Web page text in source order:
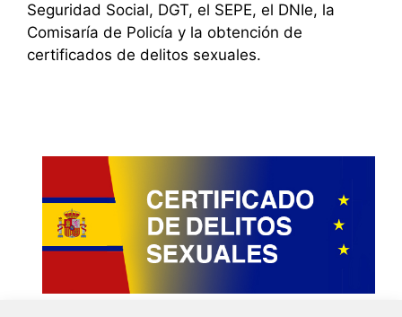
Seguridad Social, DGT, el SEPE, el DNIe, la
Comisaría de Policía y la obtención de
certificados de delitos sexuales.